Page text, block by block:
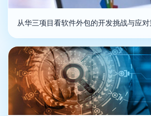
从华三项目看软件外包的开发挑战与应对